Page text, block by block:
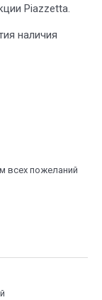
Piazzetta.
наличия
всех пожеланий